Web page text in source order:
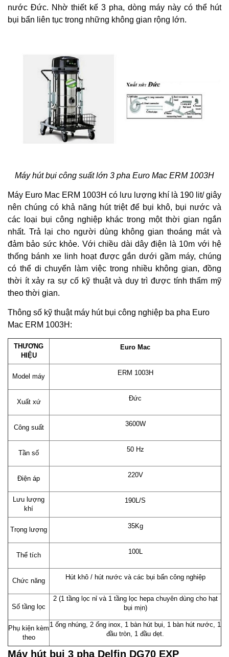
nước Đức. Nhờ thiết kế 3 pha, dòng máy này có thể hút
bụi bẩn liên tục trong những không gian rộng lớn.
Máy hút bụi công suất lớn 3 pha Euro Mac ERM 1003H
Máy Euro Mac ERM 1003H có lưu lượng khí là 190 lit/ giây
nên chúng có khả năng hút triệt để bụi khô, bụi nước và
các loại bụi công nghiệp khác trong một thời gian ngắn
nhất. Trả lại cho người dùng không gian thoáng mát và
đảm bảo sức khỏe. Với chiều dài dây điện là 10m với hệ
thống bánh xe linh hoạt được gắn dưới gầm máy, chúng
có thể di chuyển làm việc trong nhiều không gian, đồng
thời ít xảy ra sự cố kỹ thuật và duy trì được tính thẩm mỹ
theo thời gian.
Thông số kỹ thuật máy hút bụi công nghiệp ba pha Euro
Mac ERM 1003H:
THƯƠNG
HIỆU
Euro Mac
Model máy ERM 1003H
Xuất xứ Đức
Công suất 3600W
Tần số 50 Hz
Điện áp 220V
Lưu lượng
khí
190L/S
Trọng lượng 35Kg
Thể tích 100L
Chức năng Hút khô / hút nước và các bụi bẩn công nghiệp
Số tầng lọc
2 (1 tầng lọc nỉ và 1 tầng lọc hepa chuyên dùng cho hạt
bụi mịn)
Phụ kiện kèm
theo
1 ống nhúng, 2 ống inox, 1 bàn hút bụi, 1 bàn hút nước, 1
đầu tròn, 1 đầu dẹt.
Máy hút bụi 3 pha Delfin DG70 EXP